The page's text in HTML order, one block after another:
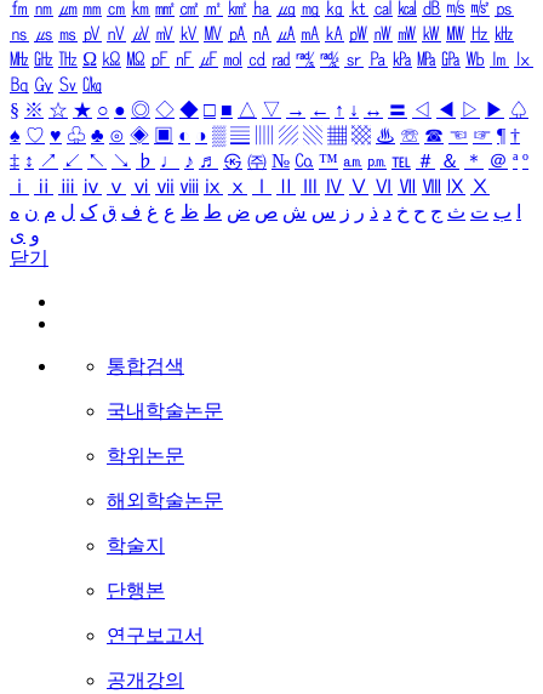
㎙ ㎚ ㎛ ㎜ ㎝ ㎞ ㎟ ㎠ ㎡ ㎢ ㏊ ㎍ ㎎ ㎏ ㏏ ㎈ ㎉ ㏈ ㎧ ㎨ ㎰
㎱ ㎲ ㎳ ㎴ ㎵ ㎶ ㎷ ㎸ ㎹ ㎀ ㎁ ㎂ ㎃ ㎄ ㎺ ㎻ ㎽ ㎾ ㎿ ㎐ ㎑
㎒ ㎓ ㎔ Ω ㏀ ㏁ ㎊ ㎋ ㎌ ㏖ ㏅ ㎭ ㎮ ㎯ ㏛ ㎩ ㎪ ㎫ ㎬ ㏝ ㏐
㏓
㏃ ㏉ ㏜ ㏆
§ ※ ☆ ★ ○ ● ◎ ◇ ◆ □ ■ △ ▽ → ← ↑ ↓ ↔ 〓 ◁ ◀ ▷ ▶ ♤
♠ ♡ ♥ ♧ ♣ ⊙ ◈ ▣ ◐ ◑ ▒ ▤ ▨ ▧ ▦ ▩ ♨ ☏ ☎ ☜ ☞ ¶ †
‡ ↕ ↗ ↙ ↖ ↘ ♭ ♩ ♪ ♬ ㉿ ㈜ № ㏇ ™ ㏂ ㏘ ℡ ＃ ＆ ＊ ＠ ª º
ⅰ
ⅱ ⅲ ⅳ ⅴ ⅵ ⅶ ⅷ ⅸ ⅹ Ⅳ Ⅴ Ⅵ Ⅶ Ⅷ Ⅸ Ⅹ
ب ت ث ج ح خ د ذ ر ز س ش ص ض ط ظ ع غ ف ق ک ل م ن ه
و ی
닫기
통합검색
국내학술논문
학위논문
해외학술논문
학술지
단행본
연구보고서
공개강의